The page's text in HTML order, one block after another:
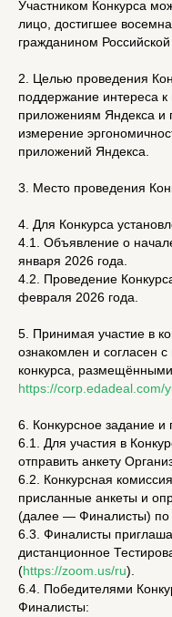
Участником Конкурса
лицо, достигшее
гражданином
2. Целью проведения
поддержание интереса
приложениям Яндекса и
измерение
приложений Яндекса.
3. Место проведения
4. Для Конкурса
4.1. Объявление о
января 2026 года.
4.2. Проведение
февраля 2026 года.
5. Принимая участие в
ознакомлен и согласен
конкурса,
https://corp.edadeal.com/
6. Конкурсное задание
6.1. Для участия в
отправить анкету
6.2. Конкурсная
присланные анкеты и
(далее — Финалисты) по
6.3. Финалисты
дистанционное
(https://zoom.us/ru).
6.4. Победителями
Финалисты: